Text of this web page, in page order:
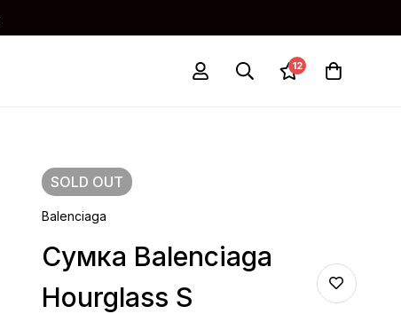
12
SOLD OUT
Balenciaga
Сумка Balenciaga
Hourglass S